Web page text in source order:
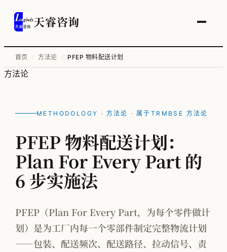
天睿咨询
服务总览
智能工厂物流规划
工厂升级改造
信息化顶层规划
物流培训
全部案例
按行业看 · 家电
首页 / 方法论 / PFEP 物料配送计划
方法论
METHODOLOGY · 方法论 · 属于 TRMBSE 方法论
PFEP 物料配送计划：
Plan For Every Part 的
6 步实施法
PFEP（Plan For Every Part，为每个零件做计
划）是为工厂内每一个零部件制定完整物流计划
——包装、配送频次、配送路径、拉动信号、责